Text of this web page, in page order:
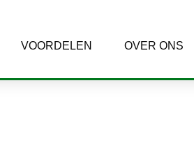
VOORDELEN OVER ONS